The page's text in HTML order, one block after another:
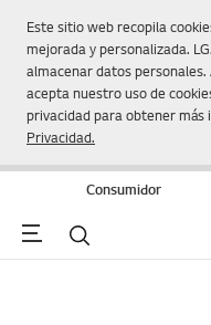
Este sitio web recopila
mejorada y personalizada.
almacenar datos
acepta nuestro uso de
privacidad para obtener más
Privacidad.
Consumidor
Menu Buscar